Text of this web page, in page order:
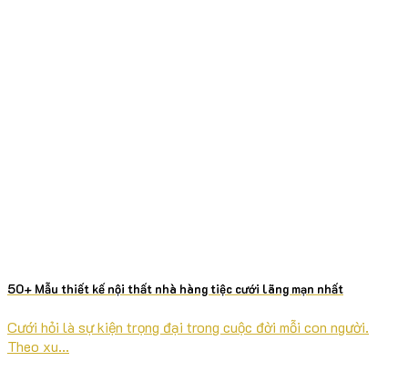
50+ Mẫu thiết kế nội thất nhà hàng tiệc cưới lãng mạn nhất
Cưới hỏi là sự kiện trọng đại trong cuộc đời mỗi con người.
Theo xu...